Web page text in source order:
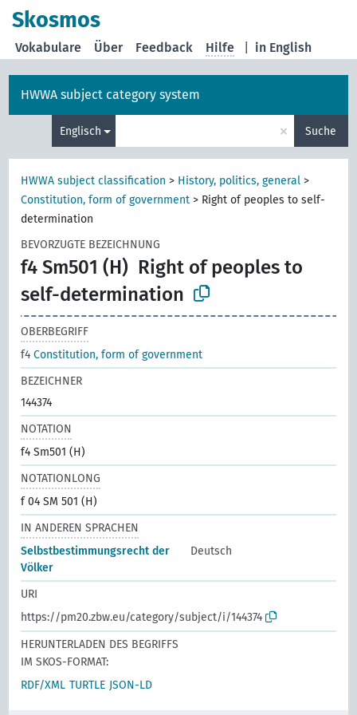
Skosmos
in English
Vokabulare Über Feedback Hilfe
HWWA subject category system
Englisch × Suche
HWWA subject classification > History, politics, general >
Constitution, form of government > Right of peoples to self-
determination
BEVORZUGTE BEZEICHNUNG
f4 Sm501 (H) Right of peoples to
self-determination
OBERBEGRIFF
f4Constitution, form of government
BEZEICHNER
144374
NOTATION
f4 Sm501 (H)
NOTATIONLONG
f 04 SM 501 (H)
IN ANDEREN SPRACHEN
Selbstbestimmungsrecht der
Völker
Deutsch
URI
https://pm20.zbw.eu/category/subject/i/144374
HERUNTERLADEN DES BEGRIFFS
IM SKOS-FORMAT:
RDF/XML TURTLE JSON-LD